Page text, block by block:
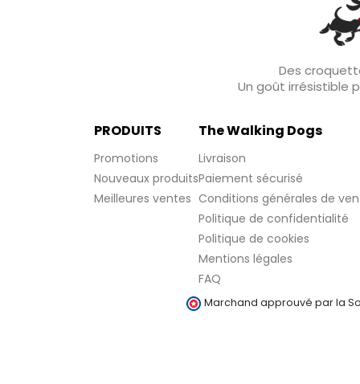
Des
Un goût irrésistible
PRODUITS
Promotions
Nouveaux produits
Meilleures ventes
The Walking Dogs
Livraison
Paiement sécurisé
Conditions générales de
Politique de confidentialité
Politique de cookies
Mentions légales
FAQ
Marchand approuvé par la